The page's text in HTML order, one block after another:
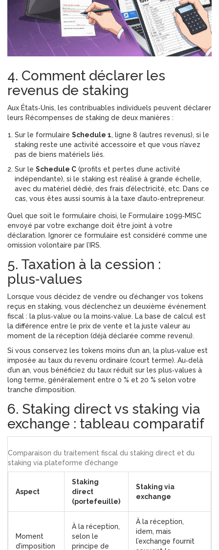
4. Comment déclarer les
revenus de staking
Aux États‑Unis, les contribuables individuels peuvent déclarer
leurs Récompenses de staking de deux manières :
Sur le formulaire Schedule 1, ligne 8 (autres revenus), si le
staking reste une activité accessoire et que vous n’avez
pas de biens matériels liés.
Sur le Schedule C (profits et pertes d’une activité
indépendante), si le staking est réalisé à grande échelle,
avec du matériel dédié, des frais d’électricité, etc. Dans ce
cas, vous êtes aussi soumis à la taxe d’auto‑entrepreneur.
Quel que soit le formulaire choisi, le Formulaire 1099‑MISC
envoyé par votre exchange doit être joint à votre
déclaration. Ignorer ce formulaire est considéré comme une
omission volontaire par l’IRS.
5. Taxation à la cession :
plus‑values
Lorsque vous décidez de vendre ou d’échanger vos tokens
reçus en staking, vous déclenchez un deuxième événement
fiscal : la plus‑value ou la moins‑value. La base de calcul est
la différence entre le prix de vente et la juste valeur au
moment de la réception (déjà déclarée comme revenu).
Si vous conservez les tokens moins d’un an, la plus‑value est
imposée au taux du revenu ordinaire (court terme). Au‑delà
d’un an, vous bénéficiez du taux réduit sur les plus‑values à
long terme, généralement entre 0 % et 20 % selon votre
tranche d’imposition.
6. Staking direct vs staking via
exchange : tableau comparatif
Comparaison du traitement fiscal du staking direct et du
staking via plateforme d’échange
Aspect
Staking
direct
(portefeuille)
Staking via
exchange
Moment
d’imposition
À la réception,
selon le
principe de
À la réception,
idem, mais
l’exchange fournit